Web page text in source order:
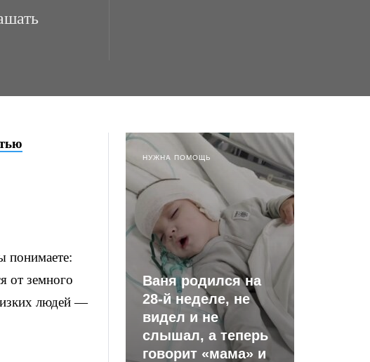
понимаете:
от земного
людей —
НУЖНА ПОМОЩЬ
Ваня родился на
28-й неделе, не
видел и не
слышал, а теперь
говорит «мама» и